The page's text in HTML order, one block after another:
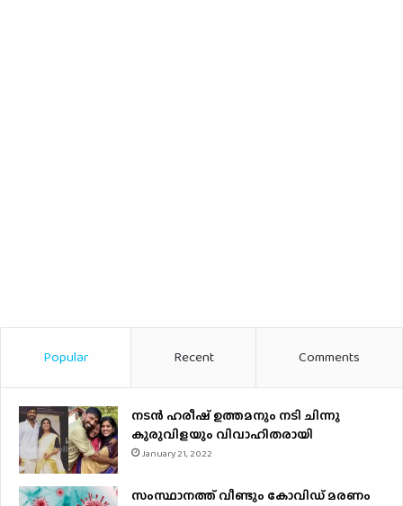
Popular Recent Comments
നടന്‍ ഹരീഷ് ഉത്തമനും നടി ചിന്നു
കുരുവിളയും വിവാഹിതരായി
January 21, 2022
സംസ്ഥാനത്ത് വീണ്ടും കോവിഡ് മരണം